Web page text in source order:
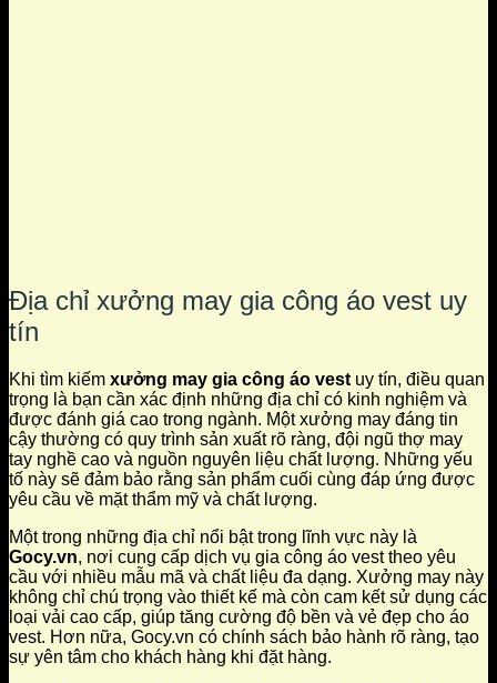
Địa chỉ xưởng may gia công áo vest uy
tín
Khi tìm kiếm xưởng may gia công áo vest uy tín, điều quan
trọng là bạn cần xác định những địa chỉ có kinh nghiệm và
được đánh giá cao trong ngành. Một xưởng may đáng tin
cậy thường có quy trình sản xuất rõ ràng, đội ngũ thợ may
tay nghề cao và nguồn nguyên liệu chất lượng. Những yếu
tố này sẽ đảm bảo rằng sản phẩm cuối cùng đáp ứng được
yêu cầu về mặt thẩm mỹ và chất lượng.
Một trong những địa chỉ nổi bật trong lĩnh vực này là
Gocy.vn, nơi cung cấp dịch vụ gia công áo vest theo yêu
cầu với nhiều mẫu mã và chất liệu đa dạng. Xưởng may này
không chỉ chú trọng vào thiết kế mà còn cam kết sử dụng các
loại vải cao cấp, giúp tăng cường độ bền và vẻ đẹp cho áo
vest. Hơn nữa, Gocy.vn có chính sách bảo hành rõ ràng, tạo
sự yên tâm cho khách hàng khi đặt hàng.